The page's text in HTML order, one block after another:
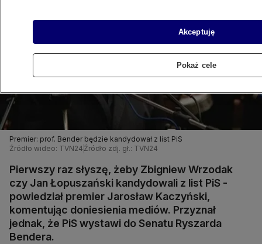
Premier: prof. Bender będzie kandydował z list PiS
Źródło wideo: TVN24 Źródło zdj. gł.: TVN24
Pierwszy raz słyszę, żeby Zbigniew Wrzodak
czy Jan Łopuszański kandydowali z list PiS -
powiedział premier Jarosław Kaczyński,
komentując doniesienia mediów. Przyznał
jednak, że PiS wystawi do Senatu Ryszarda
Bendera.
Akceptuję
Pokaż cele